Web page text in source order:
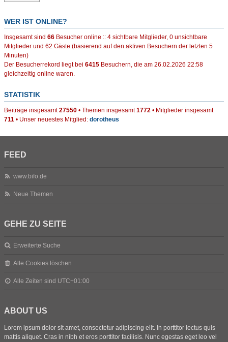
WER IST ONLINE?
Insgesamt sind 66 Besucher online :: 4 sichtbare Mitglieder, 0 unsichtbare
Mitglieder und 62 Gäste (basierend auf den aktiven Besuchern der letzten 5
Minuten)
Der Besucherrekord liegt bei 6415 Besuchern, die am 26.02.2026 22:58
gleichzeitig online waren.
STATISTIK
Beiträge insgesamt27550 • Themen insgesamt1772 • Mitglieder insgesamt
711 • Unser neuestes Mitglied: dorotheus
FEED
www.bifo.de
Neue Themen
GEHE ZU SEITE
Erweiterte Suche
Alle Cookies löschen
Alle Zeiten sind UTC+01:00
ABOUT US
Lorem ipsum dolor sit amet, consectetur adipiscing elit. In porttitor lectus quis
mattis aliquet. Cras in nibh et eros porttitor facilisis. Nunc egestas eget leo vel